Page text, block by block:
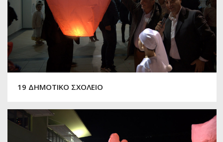
19 ΔΗΜΟΤΙΚΟ ΣΧΟΛΕΙΟ